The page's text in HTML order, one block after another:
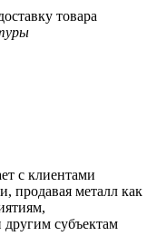
товара
с клиентами
продавая металл как
субъектам